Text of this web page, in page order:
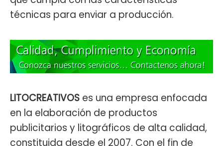
técnicas para enviar a producción.
LITOCREATIVOS es una empresa enfocada
en la elaboración de productos
publicitarios y litográficos de alta calidad,
constituida desde el 2007. Con el fin de